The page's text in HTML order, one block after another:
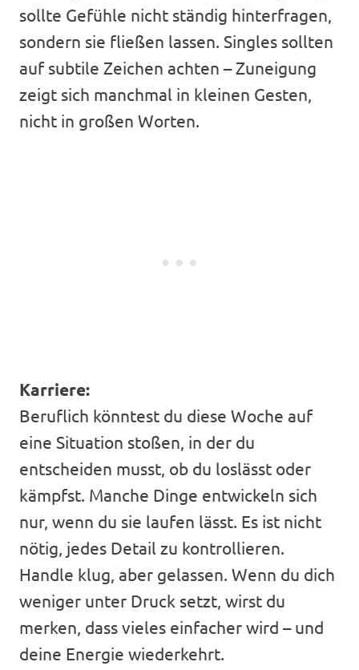
sollte Gefühle nicht ständig hinterfragen,
sondern sie fließen lassen. Singles sollten
auf subtile Zeichen achten – Zuneigung
zeigt sich manchmal in kleinen Gesten,
nicht in großen Worten.
Karriere:
Beruflich könntest du diese Woche auf
eine Situation stoßen, in der du
entscheiden musst, ob du loslässt oder
kämpfst. Manche Dinge entwickeln sich
nur, wenn du sie laufen lässt. Es ist nicht
nötig, jedes Detail zu kontrollieren.
Handle klug, aber gelassen. Wenn du dich
weniger unter Druck setzt, wirst du
merken, dass vieles einfacher wird – und
deine Energie wiederkehrt.